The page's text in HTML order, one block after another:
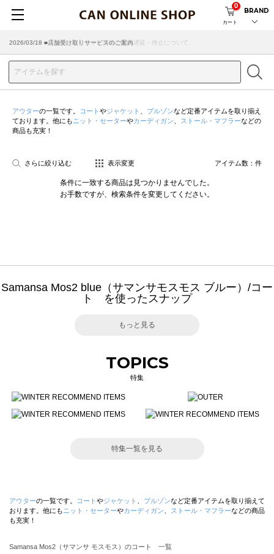
カート
0
BRAND
2026/07/29 ■【お知らせ】ヤマト運輸の配送遅延・停止について
2026/03/18 ■店舗受け取りサービスのご案内
アウターの一覧です。 コート やジャケット ブルゾンなど定番アイテムを取り揃え
ております。他にも ニット・セーターやカーディガン ストール・マフラーなどの
商品も充実！
さらに絞り込む 表示変更 アイテム数： 件
条件に一致する商品は見つかりませんでした。
お手数ですが、検索条件を変更してください。
Samansa Mos2 blue（サマンサモスモス ブルー）/コー
ト を使ったスナップ
もっと見る
TOPICS
特集
特集一覧を見る
アウターの一覧です。 コート やジャケット ブルゾンなど定番アイテムを取り揃えて
おります。他にも ニット・セーターやカーディガン ストール・マフラーなどの商品
も充実！
Samansa Mos2（サマンサ モスモス）のコート 一覧